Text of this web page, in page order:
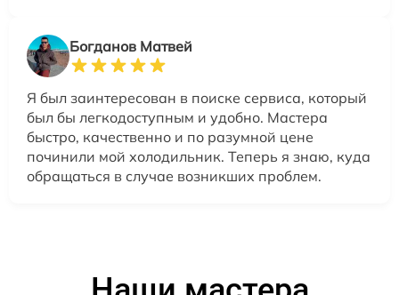
Богданов Матвей
Я был заинтересован в поиске сервиса, который
был бы легкодоступным и удобно. Мастера
быстро, качественно и по разумной цене
починили мой холодильник. Теперь я знаю, куда
обращаться в случае возникших проблем.